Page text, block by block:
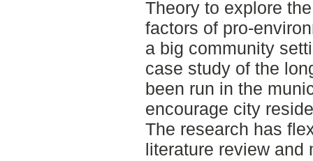
Theory to explore
factors of pro-
a big community
case study of the
been run in the
encourage city
The research has
literature review and